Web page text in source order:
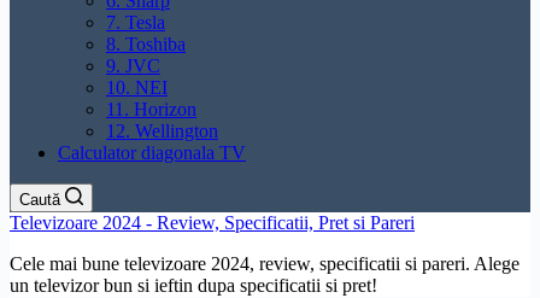
7. Tesla
8. Toshiba
9. JVC
10. NEI
11. Horizon
12. Wellington
Calculator diagonala TV
Caută
Televizoare 2024 - Review, Specificatii, Pret si Pareri
Cele mai bune televizoare 2024, review, specificatii si pareri. Alege
un televizor bun si ieftin dupa specificatii si pret!